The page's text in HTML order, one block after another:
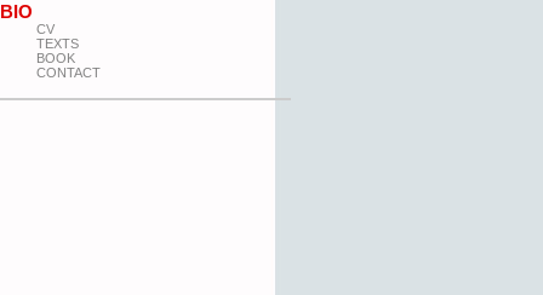
BIO
CV
TEXTS
BOOK
CONTACT